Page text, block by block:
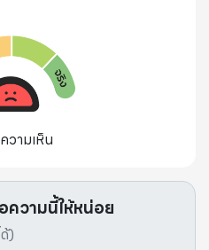
ความเห็น
ความนี้ให้หน่อย
)